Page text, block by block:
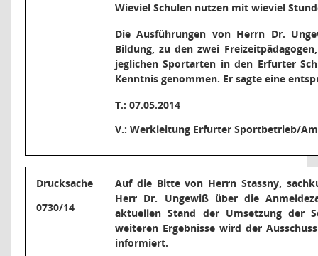
Wieviel Schulen nutzen mit wieviel
Die Ausführungen von Herrn Dr.
Bildung, zu den zwei
jeglichen Sportarten in den Erfurter
Kenntnis genommen. Er sagte eine
T.: 07.05.2014
V.: Werkleitung Erfurter Sportbetrieb/
Drucksache
0730/14
Auf die Bitte von Herrn Stassny,
Herr Dr. Ungewiß über die
aktuellen Stand der Umsetzung der
weiteren Ergebnisse wird der
informiert.